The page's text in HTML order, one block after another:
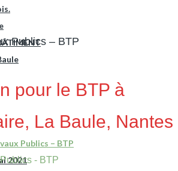
Publics – BTP
2021
Publics – BTP
pour le BTP à
La Baule, Nantes
- BTP